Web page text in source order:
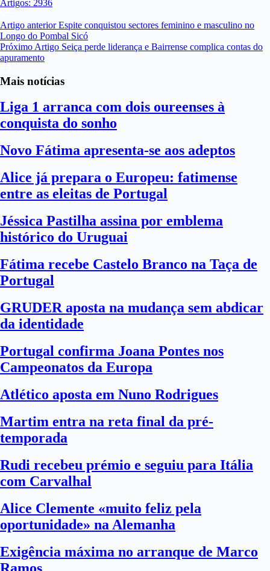
Artigos: 2936
Artigo anteriorEspite conquistou sectores feminino e masculino no
Longo do Pombal Sicó
Próximo Artigo Seiça perde liderança e Bairrense complica contas do
apuramento
Mais notícias
Liga 1 arranca com dois oureenses à
conquista do sonho
Novo Fátima apresenta-se aos adeptos
Alice já prepara o Europeu: fatimense
entre as eleitas de Portugal
Jéssica Pastilha assina por emblema
histórico do Uruguai
Fátima recebe Castelo Branco na Taça de
Portugal
GRUDER aposta na mudança sem abdicar
da identidade
Portugal confirma Joana Pontes nos
Campeonatos da Europa
Atlético aposta em Nuno Rodrigues
Martim entra na reta final da pré-
temporada
Rudi recebeu prémio e seguiu para Itália
com Carvalhal
Alice Clemente «muito feliz pela
oportunidade» na Alemanha
Exigência máxima no arranque de Marco